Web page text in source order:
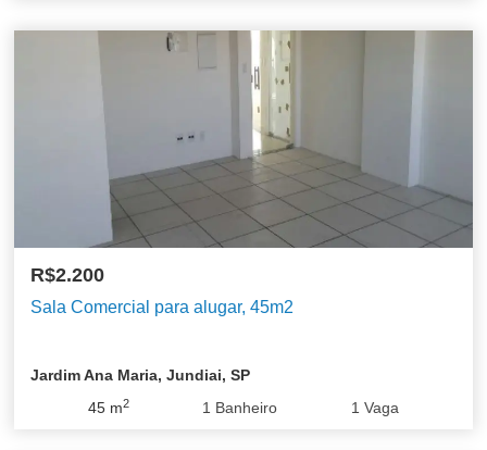
R$2.200
Sala Comercial para alugar, 45m2
Jardim Ana Maria, Jundiai, SP
45m2 1 Banheiro 1 Vaga